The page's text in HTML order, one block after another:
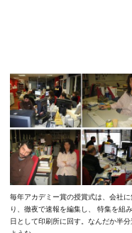
毎年アカデミー賞の授賞式は、会社に
り、徹夜で速報を編集し、 特集を組
日として印刷所に回す。なんだか半